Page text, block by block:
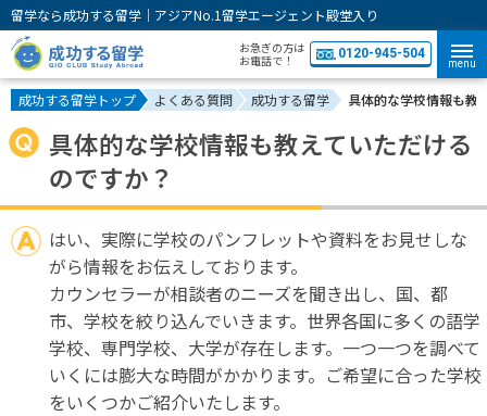
留学なら成功する留学｜アジアNo.1留学エージェント殿堂入り
お急ぎの方は
お電話で！
0120-945-504
menu
成功する留学トップ よくある質問 成功する留学 具体的な学校情報も教
具体的な学校情報も教えていただける
のですか？
はい、実際に学校のパンフレットや資料をお見せしな
がら情報をお伝えしております。
カウンセラーが相談者のニーズを聞き出し、国、都
市、学校を絞り込んでいきます。世界各国に多くの語学
学校、専門学校、大学が存在します。一つ一つを調べて
いくには膨大な時間がかかります。ご希望に合った学校
をいくつかご紹介いたします。